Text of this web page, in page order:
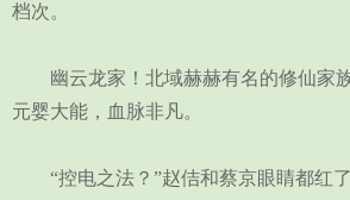
档次。
幽云龙家！北域赫赫有名的修仙家
元婴大能，血脉非凡。
“控电之法？”赵佶和蔡京眼睛都红